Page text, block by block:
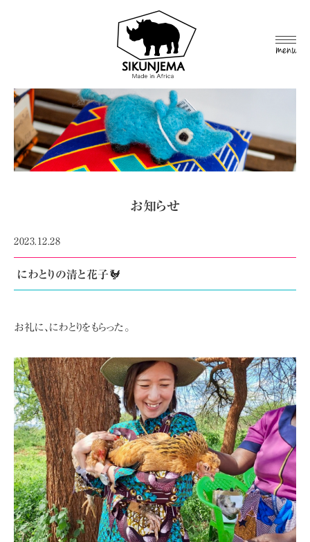
MEN
お知らせ
2023.12.28
にわとりの清と花子🐓
お礼に、にわとりをもらった。